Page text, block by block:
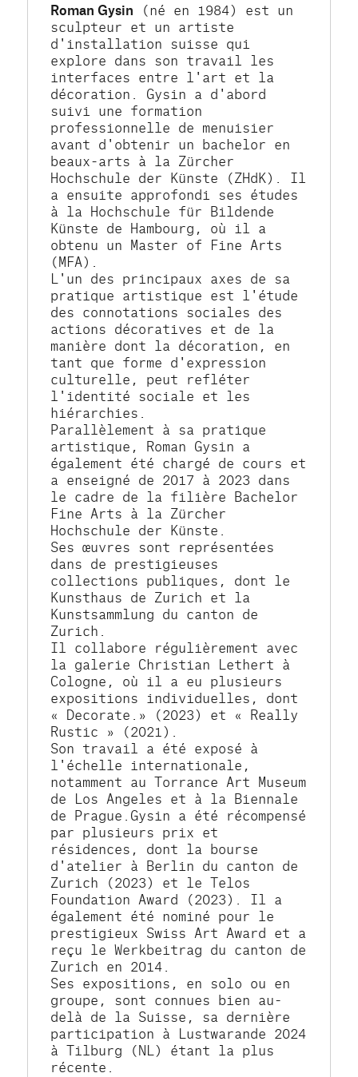
Roman Gysin (né en 1984) est un
sculpteur et un artiste
d'installation suisse qui
explore dans son travail les
interfaces entre l'art et la
décoration. Gysin a d'abord
suivi une formation
professionnelle de menuisier
avant d'obtenir un bachelor en
beaux-arts à la Zürcher
Hochschule der Künste (ZHdK). Il
a ensuite approfondi ses études
à la Hochschule für Bildende
Künste de Hambourg, où il a
obtenu un Master of Fine Arts
(MFA).
L'un des principaux axes de sa
pratique artistique est l'étude
des connotations sociales des
actions décoratives et de la
manière dont la décoration, en
tant que forme d'expression
culturelle, peut refléter
l'identité sociale et les
hiérarchies.
Parallèlement à sa pratique
artistique, Roman Gysin a
également été chargé de cours et
a enseigné de 2017 à 2023 dans
le cadre de la filière Bachelor
Fine Arts à la Zürcher
Hochschule der Künste.
Ses œuvres sont représentées
dans de prestigieuses
collections publiques, dont le
Kunsthaus de Zurich et la
Kunstsammlung du canton de
Zurich.
Il collabore régulièrement avec
la galerie Christian Lethert à
Cologne, où il a eu plusieurs
expositions individuelles, dont
« Decorate.» (2023) et « Really
Rustic » (2021).
Son travail a été exposé à
l'échelle internationale,
notamment au Torrance Art Museum
de Los Angeles et à la Biennale
de Prague.Gysin a été récompensé
par plusieurs prix et
résidences, dont la bourse
d'atelier à Berlin du canton de
Zurich (2023) et le Telos
Foundation Award (2023). Il a
également été nominé pour le
prestigieux Swiss Art Award et a
reçu le Werkbeitrag du canton de
Zurich en 2014.
Ses expositions, en solo ou en
groupe, sont connues bien au-
delà de la Suisse, sa dernière
participation à Lustwarande 2024
à Tilburg (NL) étant la plus
récente.